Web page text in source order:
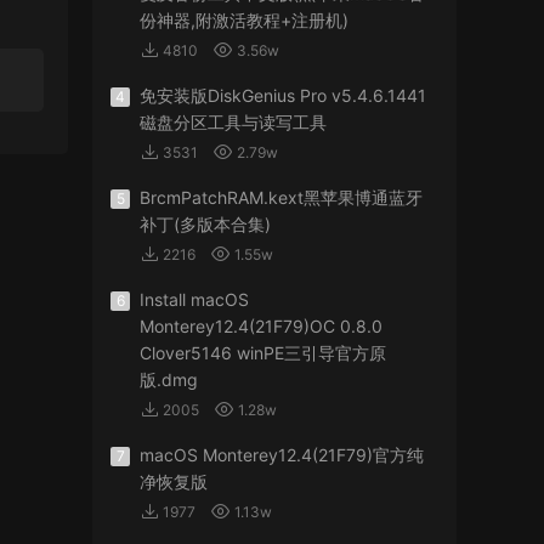
份神器,附激活教程+注册机)
4810 3.56w
4
免安装版DiskGenius Pro v5.4.6.1441
磁盘分区工具与读写工具
3531 2.79w
5
BrcmPatchRAM.kext黑苹果博通蓝牙
补丁(多版本合集)
2216 1.55w
6
Install macOS
Monterey12.4(21F79)OC 0.8.0
Clover5146 winPE三引导官方原
版.dmg
2005 1.28w
7
macOS Monterey12.4(21F79)官方纯
净恢复版
1977 1.13w